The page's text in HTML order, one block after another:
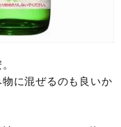
に混ぜるのも良いか